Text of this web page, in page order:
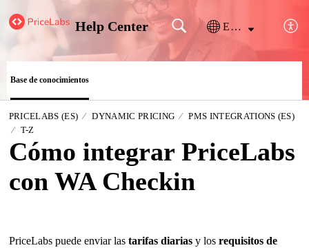
Help Center Español (España)
Base de conocimientos
PRICELABS (ES) DYNAMIC PRICING
PMS INTEGRATIONS (ES)
T-Z
Cómo integrar PriceLabs
con WA Checkin
PriceLabs puede enviar las tarifas diariasy los requisitos de